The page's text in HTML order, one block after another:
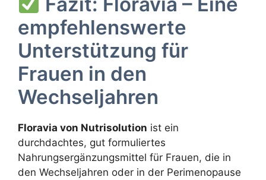
empfehlenswerte
Unterstützung für
Frauen in den
Wechseljahren
Floravia von Nutrisolution ist ein
durchdachtes, gut formuliertes
Nahrungsergänzungsmittel für Frauen, die in
den Wechseljahren oder in der Perimenopause